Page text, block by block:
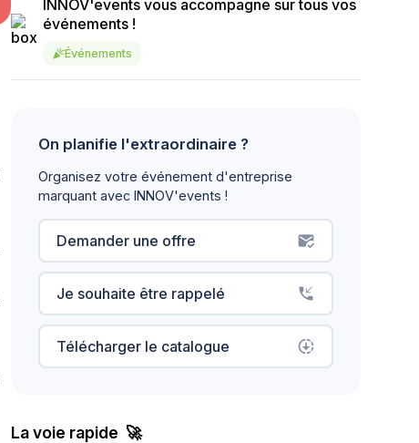
INNOV'events vous accompagne sur tous vos
événements !
celebrationÉvénements
On planifie l'extraordinaire ?
Organisez votre événement d'entreprise
marquant avec INNOV'events !
Demander une offre mark_email_read
Je souhaite être rappelé phone_callback
Télécharger le catalogue downloading
La voie rapide 🚀